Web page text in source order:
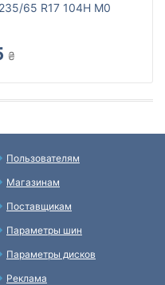
65 R17 104H M0
₴
Пользователям
Магазинам
Поставщикам
Параметры шин
Параметры дисков
Реклама